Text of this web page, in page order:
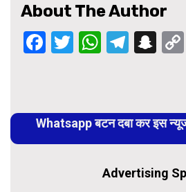
About The Author
Facebook
Twitter
Reading
Whatsapp बटन दबा कर इस
Advertising